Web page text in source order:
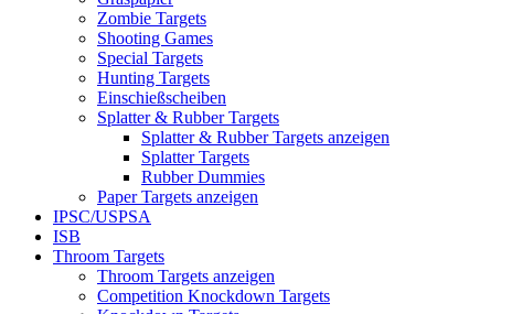
Zombie Targets
Shooting Games
Special Targets
Hunting Targets
Einschießscheiben
Splatter & Rubber Targets
Splatter & Rubber Targets anzeigen
Splatter Targets
Rubber Dummies
Paper Targets anzeigen
IPSC/USPSA
ISB
Throom Targets
Throom Targets anzeigen
Competition Knockdown Targets